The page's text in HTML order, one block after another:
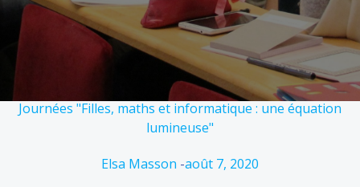
Journées "Filles, maths et informatique : une équation
lumineuse"
Elsa Masson -août 7, 2020